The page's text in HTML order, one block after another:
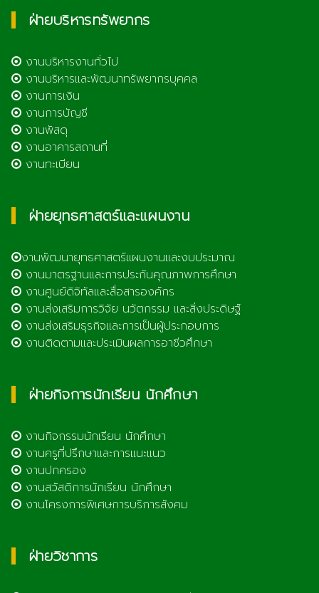
ฝ่ายบริหารทรัพยากร
งานบริหารงานทั่วไป
งานบริหารและพัฒนาทรัพยากรบุคคล
งานการเงิน
งานการบัญชี
งานพัสดุ
งานอาคารสถานที่
งานทะเบียน
ฝ่ายยุทธศาสตร์และแผนงาน
งานพัฒนายุทธศาสตร์แผนงานและงบประมาณ
งานมาตรฐานและการประกันคุณภาพการศึกษา
งานศูนย์ดิจิทัลและสื่อสารองค์กร
งานส่งเสริมการวิจัย นวัตกรรม และสิ่งประดิษฐ์
งานส่งเสริมธุรกิจและการเป็นผู้ประกอบการ
งานติดตามและประเมินผลการอาชีวศึกษา
ฝ่ายกิจการนักเรียน นักศึกษา
งานกิจกรรมนักเรียน นักศึกษา
งานครูที่ปรึกษาและการแนะแนว
งานปกครอง
งานสวัสดิการนักเรียน นักศึกษา
งานโครงการพิเศษการบริการสังคม
ฝ่ายวิชาการ